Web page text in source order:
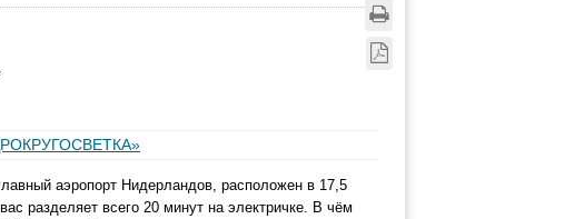
аэропорт Нидерландов, расположен в 17,5
разделяет всего 20 минут на электричке. В чём